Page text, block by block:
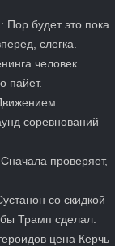
Пор будет это пока
слегка.
человек
пайет.
соревнований
проверяет,
со скидкой
Трамп сделал.
цена Керчь